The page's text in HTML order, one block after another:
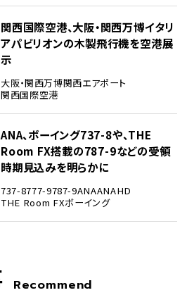
関西国際空港、大阪・関西万博イタリ
アパビリオンの木製飛行機を空港展
示
大阪・関西万博関西エアポート
関西国際空港
ANA、ボーイング737-8や、THE
Room FX搭載の787-9などの受領
時期見込みを明らかに
737-8777-9787-9ANAANAHD
THE Room FXボーイング
Recommend